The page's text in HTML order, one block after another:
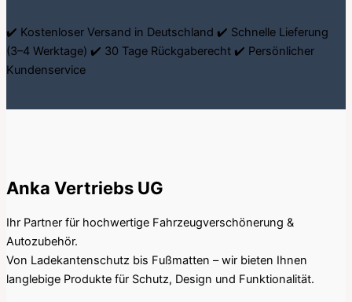
✔️ Kostenloser Versand in Deutschland ✔️ Schnelle Lieferung
(3–4 Werktage) ✔️ 30 Tage Rückgaberecht ✔️ Persönlicher
Kundenservice
Anka Vertriebs UG
Ihr Partner für hochwertige Fahrzeugverschönerung &
Autozubehör.
Von Ladekantenschutz bis Fußmatten – wir bieten Ihnen
langlebige Produkte für Schutz, Design und Funktionalität.